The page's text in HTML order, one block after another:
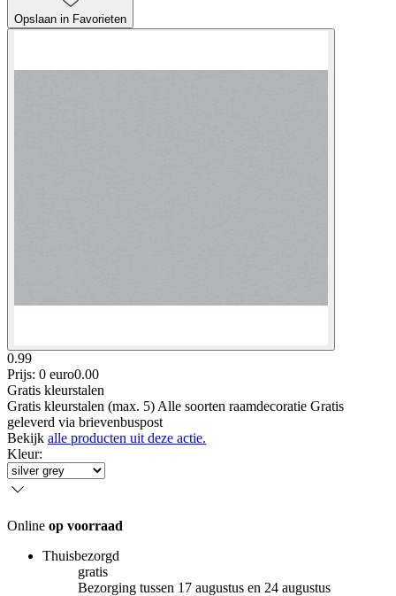
Opslaan in Favorieten
0.99
Prijs: 0 euro0.00
Gratis kleurstalen
Gratis kleurstalen (max. 5) Alle soorten raamdecoratie Gratis
geleverd via brievenbuspost
Bekijk alle producten uit deze actie.
Kleur:
Online op voorraad
Thuisbezorgd
gratis
Bezorging tussen 17 augustus en 24 augustus